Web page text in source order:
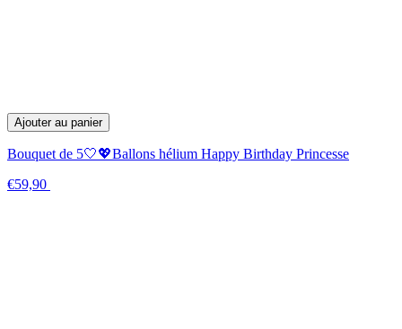
Ajouter au panier
Bouquet de 5🤍💖Ballons hélium Happy Birthday Princesse
€59,90